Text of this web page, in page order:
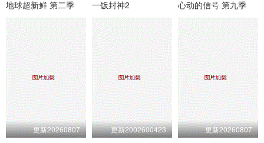
地球超新鲜 第二季 一饭封神2 心动的信号 第九季
更新20260807 更新2002600423 更新20260807